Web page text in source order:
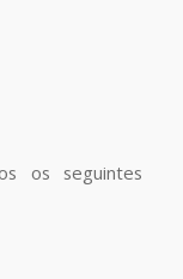
os seguintes